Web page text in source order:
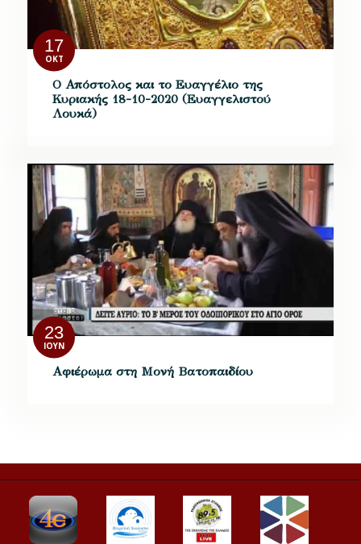
17
ΟΚΤ
Ο Απόστολος και το Ευαγγέλιο της
Κυριακής 18-10-2020 (Ευαγγελιστού
Λουκά)
23
ΙΟΎΝ
Αφιέρωμα στη Μονή Βατοπαιδίου